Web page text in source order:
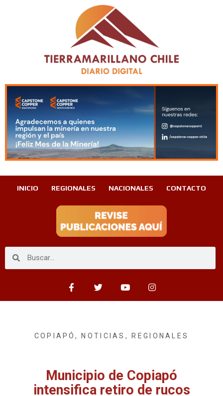
INICIO REGIONALES NACIONALES CONTACTO
COPIAPÓ ,NOTICIAS ,REGIONALES
Municipio de Copiapó
intensifica retiro de rucos